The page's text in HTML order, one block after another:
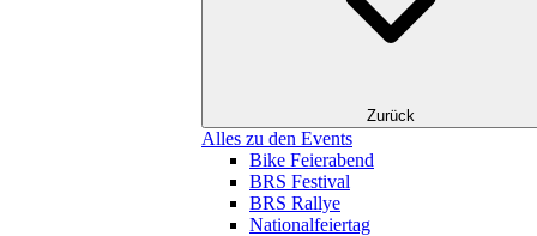
Zurück
Alles zu den Events
Bike Feierabend
BRS Festival
BRS Rallye
Nationalfeiertag